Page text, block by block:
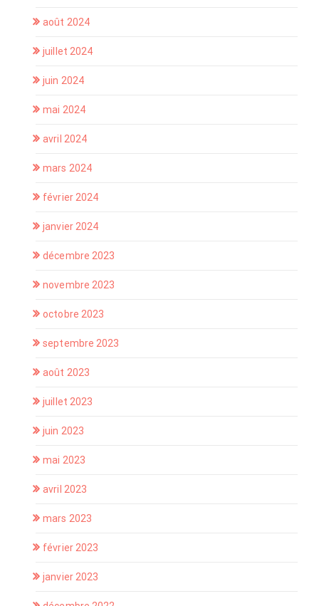
août 2024
juillet 2024
juin 2024
mai 2024
avril 2024
mars 2024
février 2024
janvier 2024
décembre 2023
novembre 2023
octobre 2023
septembre 2023
août 2023
juillet 2023
juin 2023
mai 2023
avril 2023
mars 2023
février 2023
janvier 2023